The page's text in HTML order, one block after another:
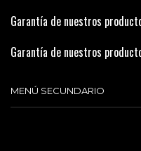
Garantía de nuestros
Garantía de nuestros
MENÚ SECUNDARIO